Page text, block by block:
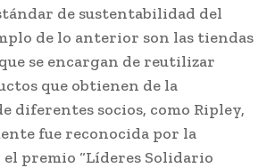
de sustentabilidad del
de lo anterior son las tiendas
se encargan de reutilizar
que obtienen de la
diferentes socios, como Ripley,
fue reconocida por la
premio “Líderes Solidario